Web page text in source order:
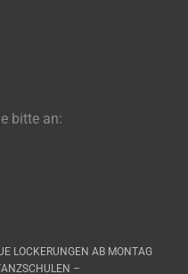
bitte an:
LOCKERUNGEN AB MONTAG
–